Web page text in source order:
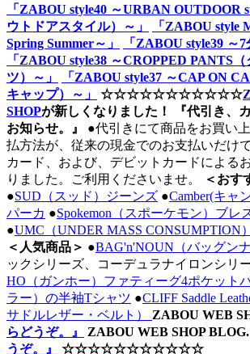
「ZABOU style40 ～URBAN OUTDOOR
ウトドアスタイル）～」
「ZABOU style
Spring Summer～」
「ZABOU style39 ～
「ZABOU style38 ～CROPPED PANTS
ツ）～」
「ZABOU style37 ～CAP ON
キャップ）～」
☆☆☆☆☆☆☆☆☆☆☆
SHOPが新しくなりました！
『代引き、
お知らせ。』
●代引きにて商品をお買い
払方法が、従来の現金でのお支払いだけ
カード、および、デビットカードによる
りました。ご利用くださいませ。
＜おす
●SUD（スッド）ジーンズ ●Camber(キャ
パーカ ●Spokemon（スポーケモン）ブレ
●UMC（UNDER MASS CONSUMPTION
＜人気商品＞ ●BAG'n'NOUN（バッグンナ
ックシリーズ、コーデュラナイロンシリ
HO（ガンホー）ファティーグ4ポケット
ラー）の半袖Tシャツ ●CLIFF Saddle
サドルレザー・ベルト） ZABOU WEB
らどうぞ。』
ZABOU WEB SHOP BLOG.
うぞ。』
☆☆☆☆☆☆☆☆☆☆☆